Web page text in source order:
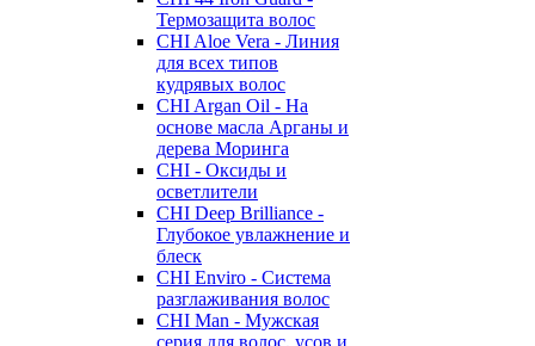
Термозащита волос
CHI Aloe Vera - Линия
для всех типов
кудрявых волос
CHI Argan Oil - На
основе масла Арганы и
дерева Моринга
CHI - Оксиды и
осветлители
CHI Deep Brilliance -
Глубокое увлажнение и
блеск
CHI Enviro - Система
разглаживания волос
CHI Man - Мужская
серия для волос, усов и